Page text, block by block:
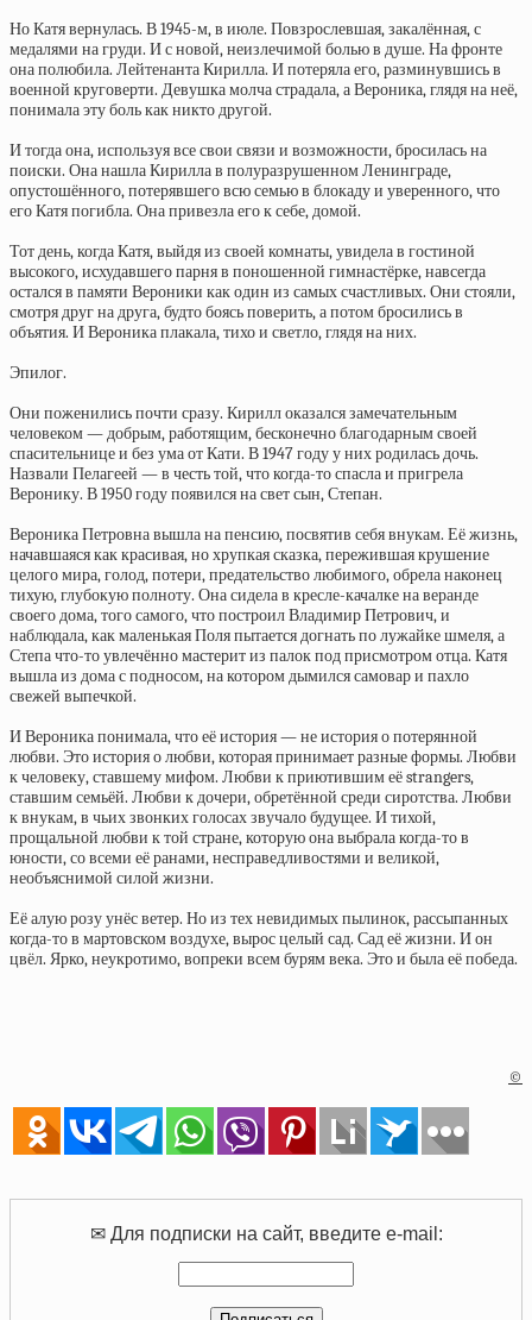
Но Катя вернулась. В 1945-м, в июле. Повзрослевшая, закалённая, с
медалями на груди. И с новой, неизлечимой болью в душе. На фронте
она полюбила. Лейтенанта Кирилла. И потеряла его, разминувшись в
военной круговерти. Девушка молча страдала, а Вероника, глядя на неё,
понимала эту боль как никто другой.
И тогда она, используя все свои связи и возможности, бросилась на
поиски. Она нашла Кирилла в полуразрушенном Ленинграде,
опустошённого, потерявшего всю семью в блокаду и уверенного, что
его Катя погибла. Она привезла его к себе, домой.
Тот день, когда Катя, выйдя из своей комнаты, увидела в гостиной
высокого, исхудавшего парня в поношенной гимнастёрке, навсегда
остался в памяти Вероники как один из самых счастливых. Они стояли,
смотря друг на друга, будто боясь поверить, а потом бросились в
объятия. И Вероника плакала, тихо и светло, глядя на них.
Эпилог.
Они поженились почти сразу. Кирилл оказался замечательным
человеком — добрым, работящим, бесконечно благодарным своей
спасительнице и без ума от Кати. В 1947 году у них родилась дочь.
Назвали Пелагеей — в честь той, что когда-то спасла и пригрела
Веронику. В 1950 году появился на свет сын, Степан.
Вероника Петровна вышла на пенсию, посвятив себя внукам. Её жизнь,
начавшаяся как красивая, но хрупкая сказка, пережившая крушение
целого мира, голод, потери, предательство любимого, обрела наконец
тихую, глубокую полноту. Она сидела в кресле-качалке на веранде
своего дома, того самого, что построил Владимир Петрович, и
наблюдала, как маленькая Поля пытается догнать по лужайке шмеля, а
Степа что-то увлечённо мастерит из палок под присмотром отца. Катя
вышла из дома с подносом, на котором дымился самовар и пахло
свежей выпечкой.
И Вероника понимала, что её история — не история о потерянной
любви. Это история о любви, которая принимает разные формы. Любви
к человеку, ставшему мифом. Любви к приютившим её strangers,
ставшим семьёй. Любви к дочери, обретённой среди сиротства. Любви
к внукам, в чьих звонких голосах звучало будущее. И тихой,
прощальной любви к той стране, которую она выбрала когда-то в
юности, со всеми её ранами, несправедливостями и великой,
необъяснимой силой жизни.
Её алую розу унёс ветер. Но из тех невидимых пылинок, рассыпанных
когда-то в мартовском воздухе, вырос целый сад. Сад её жизни. И он
цвёл. Ярко, неукротимо, вопреки всем бурям века. Это и была её победа.
©
✉ Для подписки на сайт, введите e-mail: